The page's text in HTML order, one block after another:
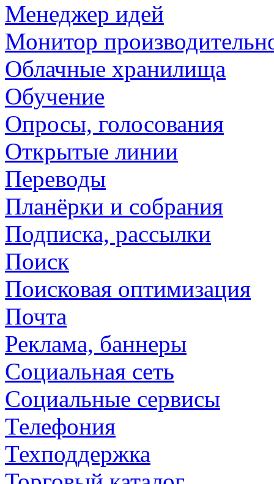
Менеджер идей
Монитор
Облачные хранилища
Обучение
Опросы, голосования
Открытые линии
Переводы
Планёрки и собрания
Подписка, рассылки
Поиск
Поисковая оптимизация
Почта
Реклама, баннеры
Социальная сеть
Социальные сервисы
Телефония
Техподдержка